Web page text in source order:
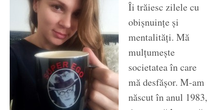
Îi trăiesc zilele cu
obișnuințe și
mentalități. Mă
mulțumește
societatea în care
mă desfășor. M-am
născut în anul 1983,